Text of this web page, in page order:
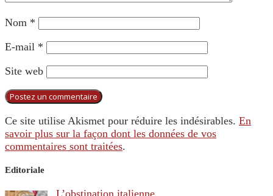
Nom *
E-mail *
Site web
Ce site utilise Akismet pour réduire les indésirables. En
savoir plus sur la façon dont les données de vos
commentaires sont traitées.
Editoriale
L’obstination italienne